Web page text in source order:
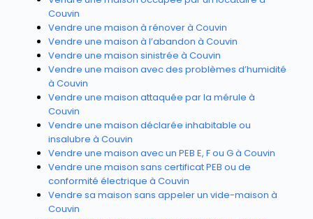
Couvin
Vendre une maison à rénover à Couvin
Vendre une maison à l’abandon à Couvin
Vendre une maison sinistrée à Couvin
Vendre une maison avec des problèmes d’humidité
à Couvin
Vendre une maison attaquée par la mérule à
Couvin
Vendre une maison déclarée inhabitable ou
insalubre à Couvin
Vendre une maison avec un PEB E, F ou G à Couvin
Vendre une maison sans certificat PEB ou de
conformité électrique à Couvin
Vendre sa maison sans appeler un vide-maison à
Couvin